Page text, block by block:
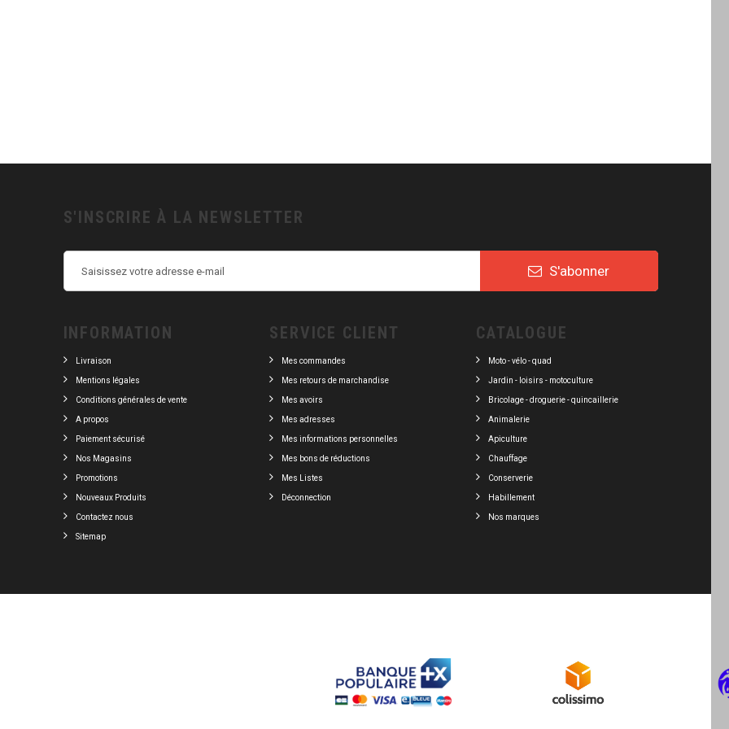
S'INSCRIRE À LA NEWSLETTER
S'abonner
INFORMATION
Livraison
Mentions légales
Conditions générales de vente
A propos
Paiement sécurisé
Nos Magasins
Promotions
Nouveaux Produits
Contactez nous
Sitemap
SERVICE CLIENT
Mes commandes
Mes retours de marchandise
Mes avoirs
Mes adresses
Mes informations personnelles
Mes bons de réductions
Mes Listes
Déconnection
CATALOGUE
Moto - vélo - quad
Jardin - loisirs - motoculture
Bricolage - droguerie - quincaillerie
Animalerie
Apiculture
Chauffage
Conserverie
Habillement
Nos marques